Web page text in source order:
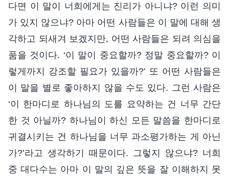
다면 이 말이 너희에게는 진리가 아니냐? 이런 의미
가 있지 않으냐? 아마 어떤 사람들은 이 말에 대해 생
각하고 되새겨 보겠지만, 어떤 사람들은 되려 의심을
품을 것이다. ‘이 말이 중요할까? 정말 중요할까? 이
렇게까지 강조할 필요가 있을까?’ 또 어떤 사람들은
이 말을 별로 좋아하지 않을 수도 있다. 그런 사람은
‘이 한마디로 하나님의 도를 요약하는 건 너무 간단
한 것 아닐까? 하나님이 하신 모든 말씀을 한마디로
귀결시키는 건 하나님을 너무 과소평가하는 게 아닌
가?’라고 생각하기 때문이다. 그렇지 않으냐? 너희
중 대다수는 아마 이 말의 깊은 뜻을 잘 이해하지 못